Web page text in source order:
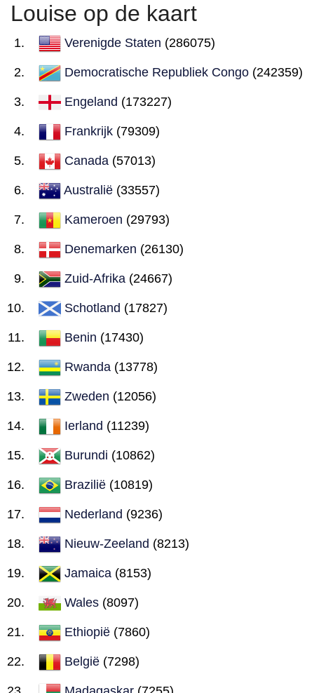
Louise op de kaart
Verenigde Staten (286075)
Democratische Republiek Congo (242359)
Engeland (173227)
Frankrijk (79309)
Canada (57013)
Australië (33557)
Kameroen (29793)
Denemarken (26130)
Zuid-Afrika (24667)
Schotland (17827)
Benin (17430)
Rwanda (13778)
Zweden (12056)
Ierland (11239)
Burundi (10862)
Brazilië (10819)
Nederland (9236)
Nieuw-Zeeland (8213)
Jamaica (8153)
Wales (8097)
Ethiopië (7860)
België (7298)